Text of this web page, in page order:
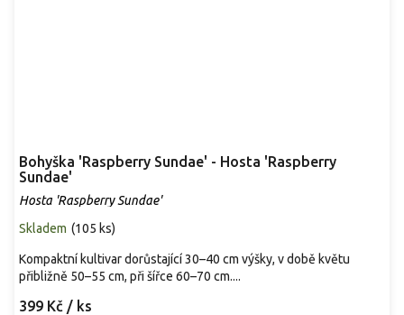
Bohyška 'Raspberry Sundae' - Hosta 'Raspberry
Sundae'
Hosta 'Raspberry Sundae'
Skladem (105 ks)
399 Kč / ks
Kompaktní kultivar dorůstající 30–40 cm výšky, v době květu
přibližně 50–55 cm, při šířce 60–70 cm....